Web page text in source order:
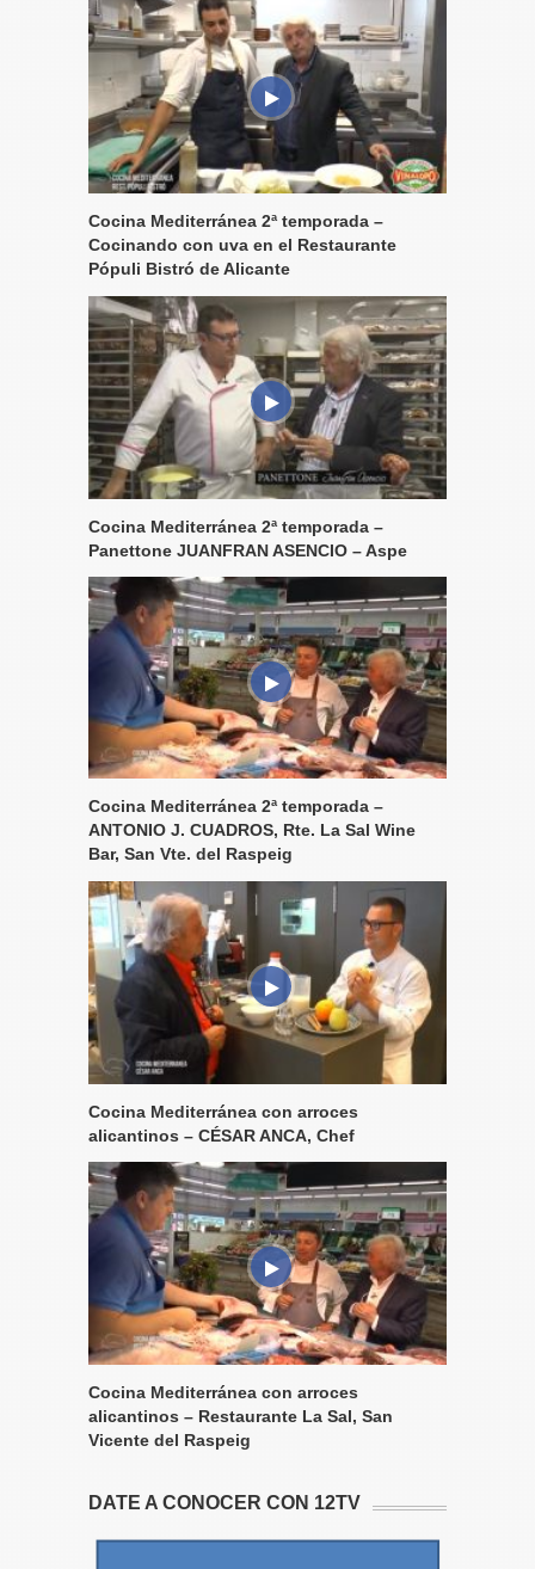
Cocina Mediterránea 2ª temporada –
Cocinando con uva en el Restaurante
Pópuli Bistró de Alicante
Cocina Mediterránea 2ª temporada –
Panettone JUANFRAN ASENCIO – Aspe
Cocina Mediterránea 2ª temporada –
ANTONIO J. CUADROS, Rte. La Sal Wine
Bar, San Vte. del Raspeig
Cocina Mediterránea con arroces
alicantinos – CÉSAR ANCA, Chef
Cocina Mediterránea con arroces
alicantinos – Restaurante La Sal, San
Vicente del Raspeig
DATE A CONOCER CON 12TV